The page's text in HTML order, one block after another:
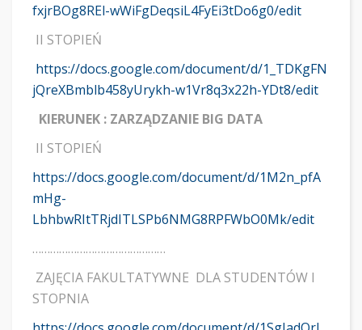
fxjrBOg8REl-wWiFgDeqsiL4FyEi3tDo6g0/edit
II STOPIEŃ
https://docs.google.com/document/d/1_TDKgFN
jQreXBmblb458yUrykh-w1Vr8q3x22h-YDt8/edit
KIERUNEK : ZARZĄDZANIE BIG DATA
II STOPIEŃ
https://docs.google.com/document/d/1M2n_pfA
mHg-
LbhbwRItTRjdITLSPb6NMG8RPFWbO0Mk/edit
………………………………………
ZAJĘCIA FAKULTATYWNE DLA STUDENTÓW I
STOPNIA